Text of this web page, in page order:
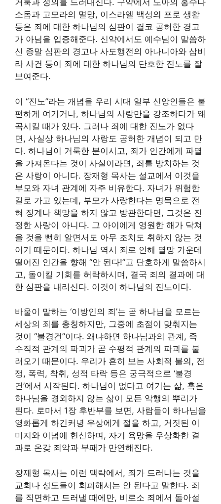
거룩과 정의를 드러내신다. 구약에서 노아의 홍수나
소돔과 고모라의 멸망, 이스라엘 백성의 포로 생활
등은 죄에 대한 하나님의 심판이 결코 공허한 경고
가 아님을 입증해준다. 신약에서도 예수님이 말씀하
신 종말 심판의 경고나 사도행전의 아나니아와 삽비
라 사건 등이 죄에 대한 하나님의 단호한 진노를 잘
보여준다.
이 “진노”라는 개념을 우리 시대 일부 신앙인들은 불
편하게 여기거나, 하나님의 사랑만을 강조하다가 왜
곡시킬 때가 있다. 그러나 죄에 대한 진노가 없다
면, 사실상 하나님의 사랑도 공허한 개념이 되고 만
다. 하나님이 거룩한 분이시고, 죄가 인간에게 파멸
을 가져온다는 것이 사실이라면, 죄를 방치하는 것
은 사랑이 아니다. 장재형 목사는 설교에서 이것을
부모와 자녀 관계에 자주 비유한다. 자녀가 위험한
길로 가고 있는데, 부모가 사랑한다는 명목으로 전
혀 징계나 책망을 하지 않고 방관한다면, 그것은 진
정한 사랑이 아니다. 그 아이에게 영원한 해가 닥쳐
올 것을 뻔히 알면서도 아무 조치도 취하지 않는 것
이기 때문이다. 하나님 역시 죄로 인해 멸망 가운데
떨어진 인간을 향해 “안 된다!”고 단호하게 말씀하시
고, 돌이킬 기회를 허락하시며, 결국 죄의 결과에 대
한 심판을 내리신다. 이것이 하나님의 진노이다.
바울이 말하는 ‘이방인의 죄’는 곧 하나님을 모르는
세상의 죄를 총칭하지만, 그중에 초점이 맞춰지는
것이 “불경건”이다. 왜냐하면 하나님과의 관계, 즉
수직적 관계의 파괴가 곧 수평적 관계의 파괴를 불
러오기 때문이다. 우리가 흔히 보는 사회적 불의, 전
쟁, 폭력, 착취, 성적 타락 등은 궁극적으로 ‘불경
건’에서 시작된다. 하나님이 없다고 여기는 삶, 혹은
하나님을 경외하지 않는 삶이 모든 악행의 뿌리가
된다. 로마서 1장 후반부를 보면, 사람들이 하나님을
영화롭게 하긴커녕 우상에게 절을 하고, 거짓된 이
미지와 이념에 헌신하며, 자기 욕망을 우상화한 결
과로 온갖 죄악과 부패가 만연해진다.
장재형 목사는 이런 맥락에서, 죄가 드러나는 것을
교회나 성도들이 회피해서는 안 된다고 말한다. 죄
를 직면하고 드러낼 때에만, 비로소 죄에서 돌아설